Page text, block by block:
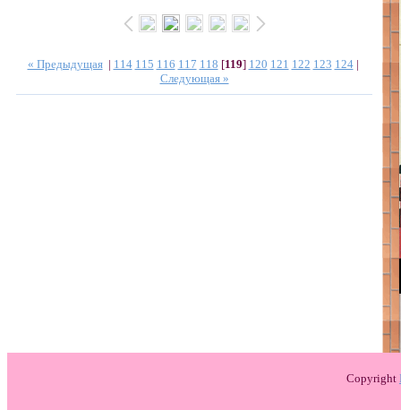
« Предыдущая| 114 115 116 117 118 [119] 120 121 122 123 124|
Следующая »
Copyright